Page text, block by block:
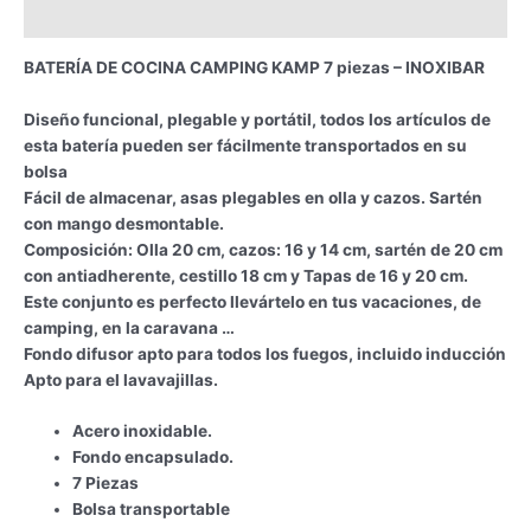
BATERÍA DE COCINA CAMPING KAMP 7 piezas – INOXIBAR
Diseño funcional, plegable y portátil, todos los artículos de
esta batería pueden ser fácilmente transportados en su
bolsa
Fácil de almacenar, asas plegables en olla y cazos. Sartén
con mango desmontable.
Composición: Olla 20 cm, cazos: 16 y 14 cm, sartén de 20 cm
con antiadherente, cestillo 18 cm y Tapas de 16 y 20 cm.
Este conjunto es perfecto llevártelo en tus vacaciones, de
camping, en la caravana …
Fondo difusor apto para todos los fuegos, incluido inducción
Apto para el lavavajillas.
Acero inoxidable.
Fondo encapsulado.
7 Piezas
Bolsa transportable